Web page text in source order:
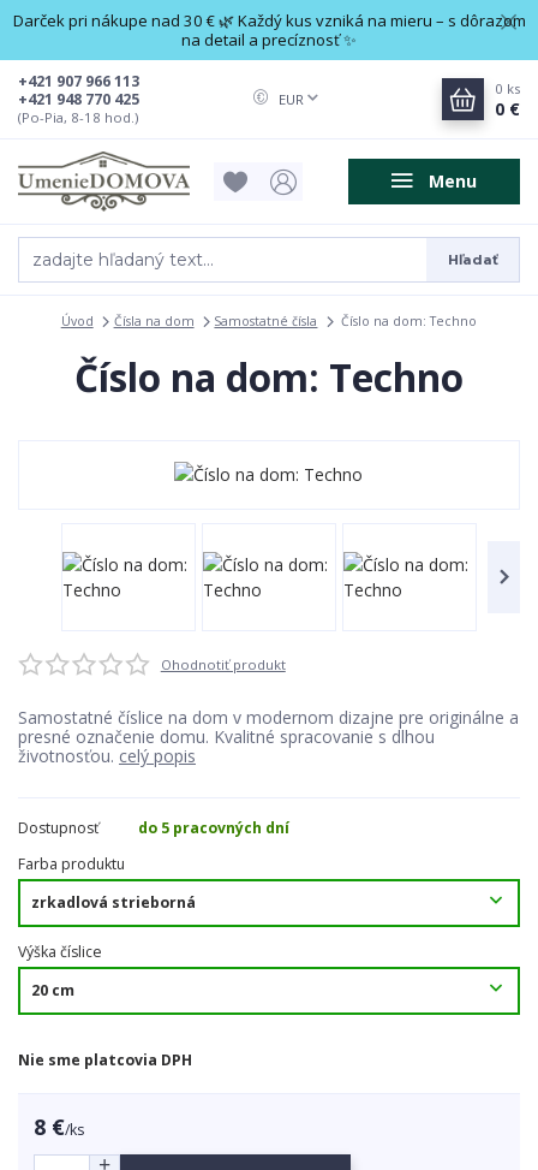
Darček pri nákupe nad 30 € 🌿 Každý kus vzniká na mieru – s dôrazom
na detail a precíznosť ✨
Menu
EUR
Hľadať
+421 948 770 425
+421 907 966 113
(Po-Pia, 8-18 hod.)
0 ks
0 €
Úvod Čísla na dom Samostatné čísla Číslo na dom: Techno
Číslo na dom: Techno
Ohodnotiť produkt
Samostatné číslice na dom v modernom dizajne pre originálne a
presné označenie domu. Kvalitné spracovanie s dlhou
životnosťou. celý popis
Dostupnosť
do 5 pracovných dní
Farba produktu
Výška číslice
Nie sme platcovia DPH
8 €/ks